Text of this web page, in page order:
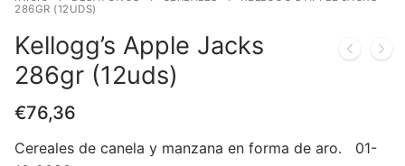
286GR (12UDS)
Kellogg’s Apple Jacks
286gr (12uds)
€76,36
Cereales de canela y manzana en forma de aro. 01-